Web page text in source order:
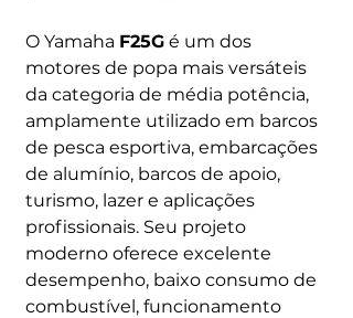
O Yamaha F25G é um dos
motores de popa mais versáteis
da categoria de média potência,
amplamente utilizado em barcos
de pesca esportiva, embarcações
de alumínio, barcos de apoio,
turismo, lazer e aplicações
profissionais. Seu projeto
moderno oferece excelente
desempenho, baixo consumo de
combustível, funcionamento